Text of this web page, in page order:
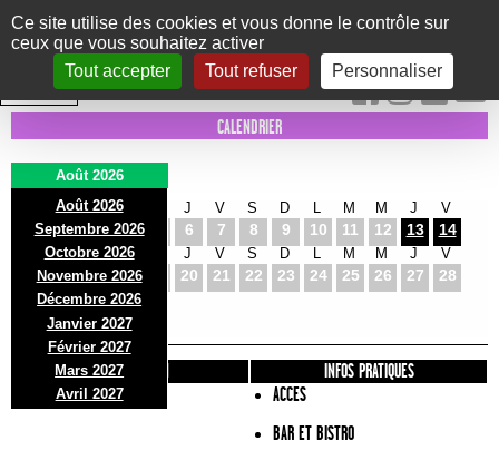
Panneau de gestion des cookies
Ce site utilise des cookies et vous donne le contrôle sur
ceux que vous souhaitez activer
Tout accepter
Tout refuser Personnaliser
Le Marni
CONCERTS DANSE/CIRQUE THÉÂTRE KIDS EXPOS EVENTS
INTRA MUROS
CALENDRIER
Août 2026
Août 2026
Septembre 2026
Octobre 2026
Novembre 2026
Décembre 2026
Janvier 2027
Février 2027
Mars 2027
Avril 2027
D
2
L
3
M
4
J
6
V
7
S
8
D
9 10
M
11
M
12
J
13
V
14
D
16
L
17
M
18
J
20
V
21
S
22
D
23 24
M
25
M
26
J
27
V
28
D
30
L
31
PRÉSENTATION
INFOS PRATIQUES
ACCES
BAR ET BISTRO